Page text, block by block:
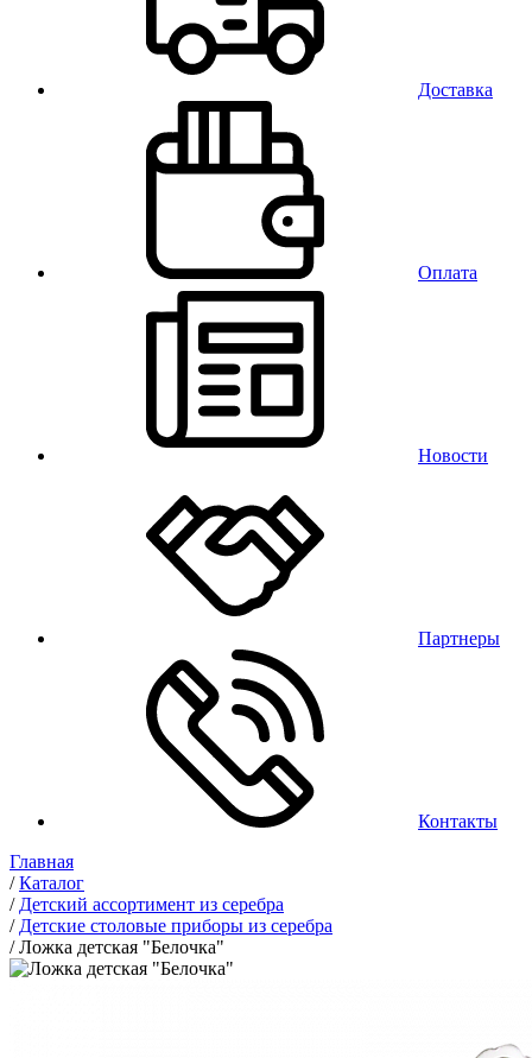
Доставка
Оплата
Новости
Партнеры
Контакты
Главная
/Каталог
/ Детский ассортимент из серебра
/ Детские столовые приборы из серебра
/Ложка детская "Белочка"